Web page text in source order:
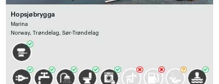
Hopsjøbrygga
Marina
Norway, Trøndelag, Sør-Trøndelag